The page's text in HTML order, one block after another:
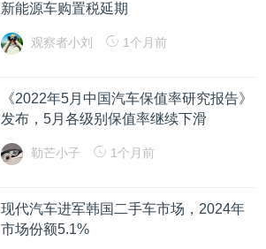
新能源车购置税延期
观察者小刘 1个月前
《2022年5月中国汽车保值率研究报告》
发布，5月各级别保值率继续下滑
勒芒小子 1个月前
现代汽车进军韩国二手车市场，2024年
市场份额5.1%